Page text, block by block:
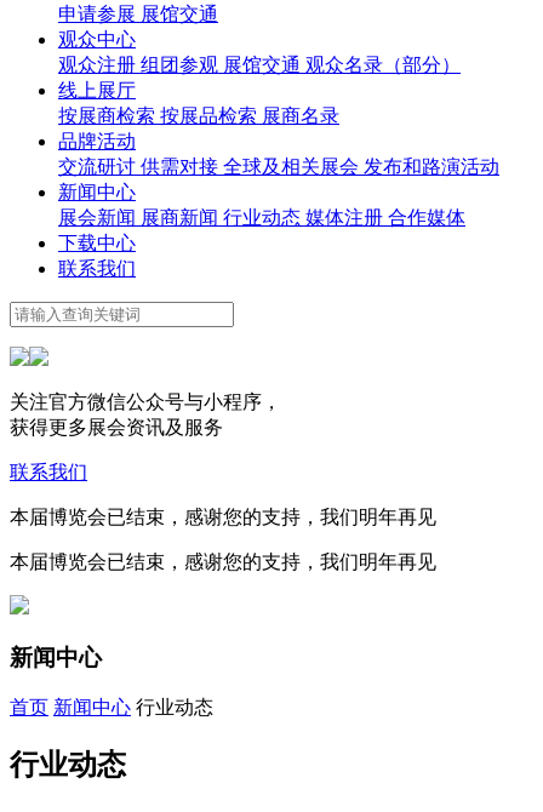
申请参展 展馆交通
观众中心
观众注册 组团参观 展馆交通 观众名录（部分）
线上展厅
按展商检索 按展品检索 展商名录
品牌活动
交流研讨 供需对接 全球及相关展会 发布和路演活动
新闻中心
展会新闻 展商新闻 行业动态 媒体注册 合作媒体
下载中心
联系我们
关注官方微信公众号与小程序，
获得更多展会资讯及服务
联系我们
本届博览会已结束，感谢您的支持，我们明年再见
本届博览会已结束，感谢您的支持，我们明年再见
新闻中心
首页 新闻中心 行业动态
行业动态